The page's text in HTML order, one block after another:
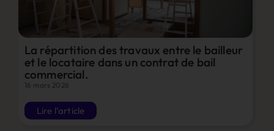
La répartition des travaux entre le bailleur
et le locataire dans un contrat de bail
commercial.
16 mars 2026
Lire l'article